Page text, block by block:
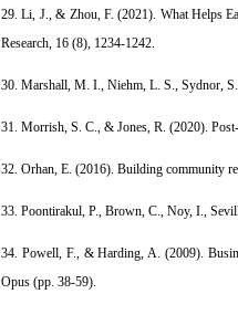
29. Li, J., & Zhou, F. (2021). What Helps
Research, 16 (8), 1234-1242.
30. Marshall, M. I., Niehm, L. S., Sydnor,
31. Morrish, S. C., & Jones, R. (2020).
32. Orhan, E. (2016). Building community
33. Poontirakul, P., Brown, C., Noy, I.,
34. Powell, F., & Harding, A. (2009).
Opus (pp. 38-59).